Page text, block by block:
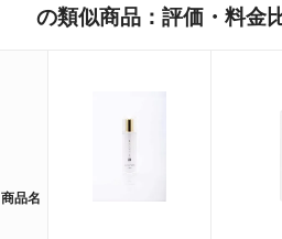
の類似商品：評価・料金
商品名